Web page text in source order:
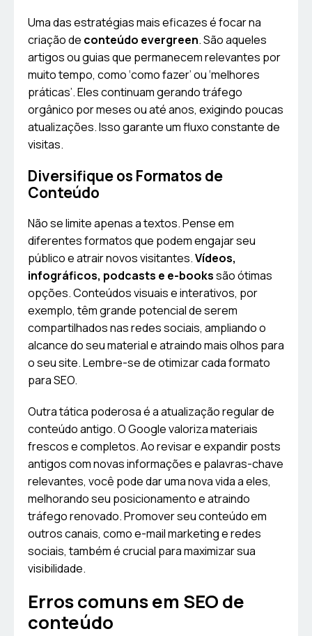
Uma das estratégias mais eficazes é focar na
criação de conteúdo evergreen. São aqueles
artigos ou guias que permanecem relevantes por
muito tempo, como ‘como fazer’ ou ‘melhores
práticas’. Eles continuam gerando tráfego
orgânico por meses ou até anos, exigindo poucas
atualizações. Isso garante um fluxo constante de
visitas.
Diversifique os Formatos de
Conteúdo
Não se limite apenas a textos. Pense em
diferentes formatos que podem engajar seu
público e atrair novos visitantes.Vídeos,
infográficos, podcasts e e-bookssão ótimas
opções. Conteúdos visuais e interativos, por
exemplo, têm grande potencial de serem
compartilhados nas redes sociais, ampliando o
alcance do seu material e atraindo mais olhos para
o seu site. Lembre-se de otimizar cada formato
para SEO.
Outra tática poderosa é a atualização regular de
conteúdo antigo. O Google valoriza materiais
frescos e completos. Ao revisar e expandir posts
antigos com novas informações e palavras-chave
relevantes, você pode dar uma nova vida a eles,
melhorando seu posicionamento e atraindo
tráfego renovado. Promover seu conteúdo em
outros canais, como e-mail marketing e redes
sociais, também é crucial para maximizar sua
visibilidade.
Erros comuns em SEO de
conteúdo